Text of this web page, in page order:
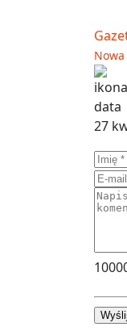
27
Wyślij